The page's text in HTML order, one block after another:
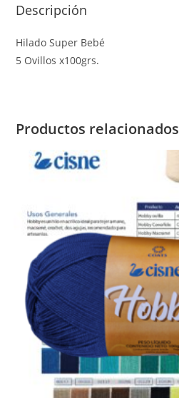
Descripción
Hilado Super Bebé
5 Ovillos x100grs.
Productos relacionados